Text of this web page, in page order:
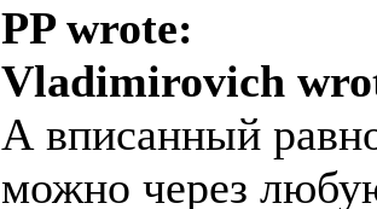
PP wrote:
Vladimirovich
А вписанный
можно через